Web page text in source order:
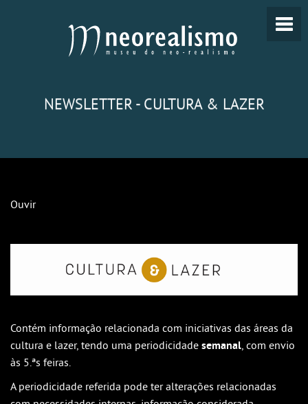
NEWSLETTER - CULTURA & LAZER
Ouvir
Contém informação relacionada com iniciativas das áreas da
cultura e lazer, tendo uma periodicidade semanal, com envio
às 5.ªs feiras.
A periodicidade referida pode ter alterações relacionadas